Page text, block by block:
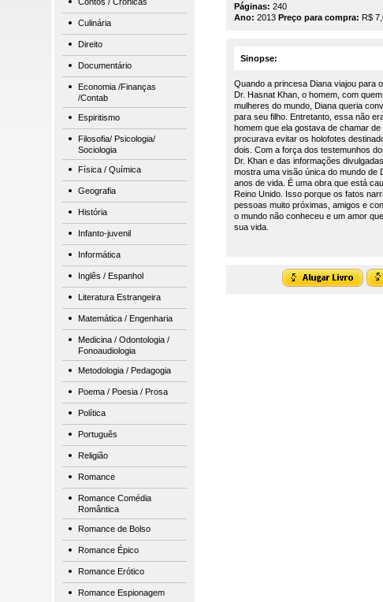
Culinária
Direito
Documentário
Economia /Finanças
/Contab
Espiritismo
Filosofia/ Psicologia/
Sociologia
Física / Química
Geografia
História
Infanto-juvenil
Informática
Inglês / Espanhol
Literatura Estrangeira
Matemática / Engenharia
Medicina / Odontologia /
Fonoaudiologia
Metodologia / Pedagogia
Poema / Poesia / Prosa
Política
Português
Religião
Romance
Romance Comédia
Romântica
Romance de Bolso
Romance Épico
Romance Erótico
Romance Espionagem
Páginas: 240
Ano: 2013 Preço para compra: R$
Sinopse:
Quando a princesa Diana viajou para
Dr. Hasnat Khan, o homem, com
mulheres do mundo, Diana queria
para seu filho. Entretanto, essa não
homem que ela gostava de chamar
procurava evitar os holofotes
dois. Com a força dos testemunhos
Dr. Khan e das informações
mostra uma visão única do mundo de
anos de vida. É uma obra que está
Reino Unido. Isso porque os fatos
pessoas muito próximas, amigos e
o mundo não conheceu e um amor
sua vida.